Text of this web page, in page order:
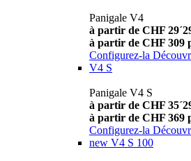
Panigale V4
à partir de CHF
à partir de CHF 309
Configurez-la
V4 S
Panigale V4 S
à partir de CHF
à partir de CHF 369
Configurez-la
new V4 S 100